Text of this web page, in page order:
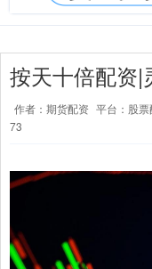
按天十倍配资|
作者：期货配资 平台：股
73